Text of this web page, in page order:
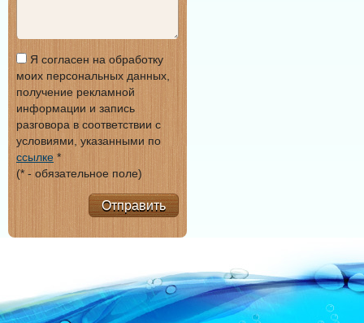
Я согласен на обработку
моих персональных данных,
получение рекламной
информации и запись
разговора в соответствии с
условиями, указанными по
ссылке *
(* - обязательное поле)
Отправить